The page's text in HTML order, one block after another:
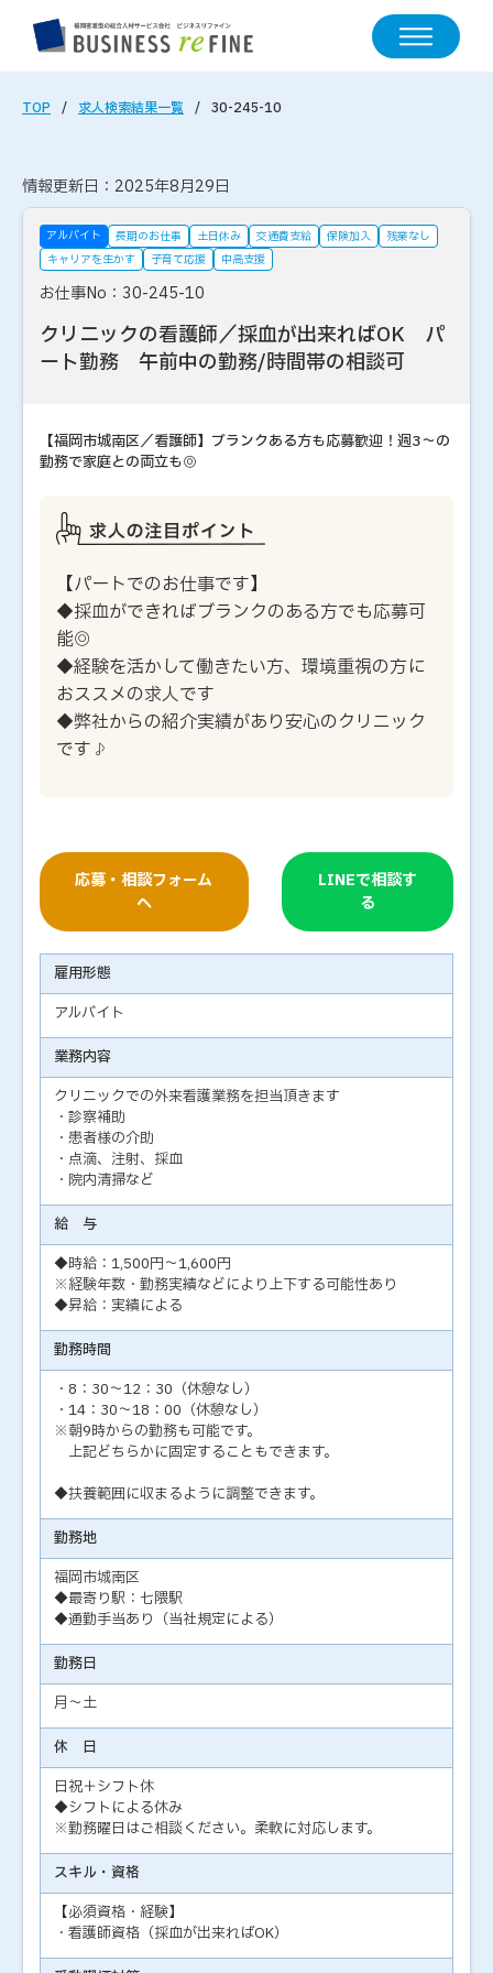
TOP 求人検索結果一覧 30-245-10
情報更新日：2025年8月29日
アルバイト 長期のお仕事 土日休み 交通費支給 保険加入
残業なし
キャリアを生かす
子育て応援 中高支援
お仕事No：30-245-10
クリニックの看護師／採血が出来ればOK パ
ート勤務 午前中の勤務/時間帯の相談可
【福岡市城南区／看護師】ブランクある方も応募歓迎！週3～の
勤務で家庭との両立も◎
【パートでのお仕事です】
◆採血ができればブランクのある方でも応募可
能◎
◆経験を活かして働きたい方、環境重視の方に
おススメの求人です
◆弊社からの紹介実績があり安心のクリニック
です♪
応募・相談フォーム
へ
LINEで相談す
る
雇用形態
アルバイト
業務内容
クリニックでの外来看護業務を担当頂きます
・診察補助
・患者様の介助
・点滴、注射、採血
・院内清掃など
給 与
◆時給：1,500円～1,600円
※経験年数・勤務実績などにより上下する可能性あり
◆昇給：実績による
勤務時間
・8：30～12：30（休憩なし）
・14：30～18：00（休憩なし）
※朝9時からの勤務も可能です。
上記どちらかに固定することもできます。
◆扶養範囲に収まるように調整できます。
勤務地
福岡市城南区
◆最寄り駅：七隈駅
◆通勤手当あり（当社規定による）
勤務日
月～土
休 日
日祝＋シフト休
◆シフトによる休み
※勤務曜日はご相談ください。柔軟に対応します。
スキル・資格
【必須資格・経験】
・看護師資格（採血が出来ればOK）